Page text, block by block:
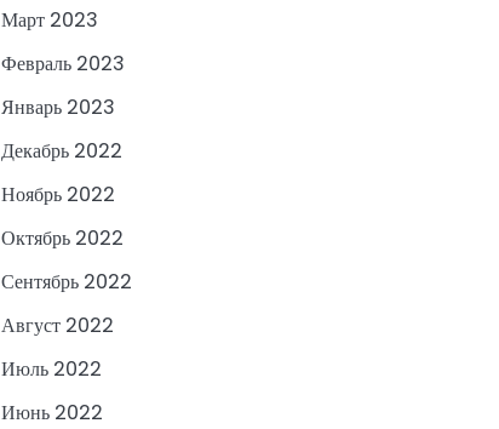
Март 2023
Февраль 2023
Январь 2023
Декабрь 2022
Ноябрь 2022
Октябрь 2022
Сентябрь 2022
Август 2022
Июль 2022
Июнь 2022